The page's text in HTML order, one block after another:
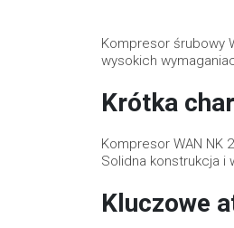
Kompresor śrubowy
wysokich
Krótka
Kompresor WAN NK
Solidna konstrukcja i
Kluczowe